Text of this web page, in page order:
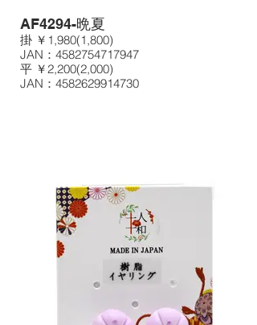
AF4294-晩夏
掛 ￥1,980(1,800)
JAN：4582754717947
平 ￥2,200(2,000)
JAN：4582629914730